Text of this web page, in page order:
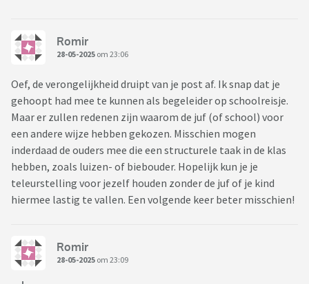
Romir
28-05-2025 om 23:06
Oef, de verongelijkheid druipt van je post af. Ik snap dat je
gehoopt had mee te kunnen als begeleider op schoolreisje.
Maar er zullen redenen zijn waarom de juf (of school) voor
een andere wijze hebben gekozen. Misschien mogen
inderdaad de ouders mee die een structurele taak in de klas
hebben, zoals luizen- of biebouder. Hopelijk kun je je
teleurstelling voor jezelf houden zonder de juf of je kind
hiermee lastig te vallen. Een volgende keer beter misschien!
Romir
28-05-2025 om 23:09